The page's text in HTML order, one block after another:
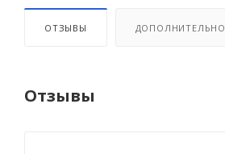
ОТЗЫВЫ ДОПОЛНИТЕЛЬНО
Отзывы